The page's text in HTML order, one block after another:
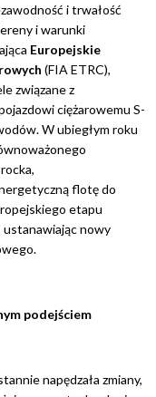
i trwałość
i warunki
Europejskie
(FIA ETRC),
związane z
ciężarowemu S-
W ubiegłym roku
flotę do
etapu
nowy
podejściem
napędzała zmiany,